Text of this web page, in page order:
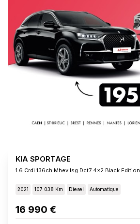
KIA SPORTAGE
1.6 Crdi 136ch Mhev Isg Dct7 4x2 Black Edition
2021 107 038 Km Diesel Automatique
16 990 €